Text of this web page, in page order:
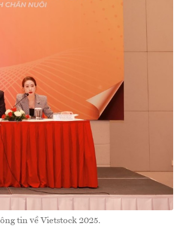
tin về Vietstock 2025.